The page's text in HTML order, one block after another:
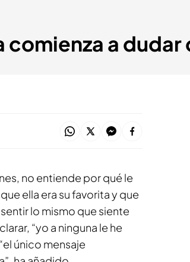
comienza a dudar
no entiende por qué le
ella era su favorita y que
lo mismo que siente
“yo a ninguna le he
único mensaje